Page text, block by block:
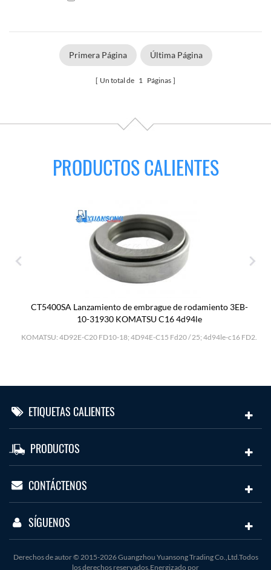
Primera Página Última Página
Un total de 1 Páginas
PRODUCTOS CALIENTES
CT5400SA Lanzamiento de embrague de rodamiento 3EB-
10-31930 KOMATSU C16 4d94le
KOMATSU: 4D92E-C20 FD10-18; 4D94E-C15 Fd20 / 25; 4d94le-c16 FD2.
ETIQUETAS CALIENTES
PRODUCTOS
CONTÁCTENOS
SÍGUENOS
Derechos de autor © 2015-2026 Guangzhou Yuansong Trading Co.,Ltd.Todos
los derechos reservados.Energizado por